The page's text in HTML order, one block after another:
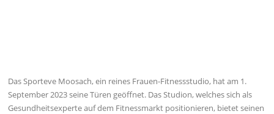
Das Sporteve Moosach, ein reines Frauen-Fitnessstudio, hat am 1.
September 2023 seine Türen geöffnet. Das Studion, welches sich als
Gesundheitsexperte auf dem Fitnessmarkt positionieren, bietet seinen